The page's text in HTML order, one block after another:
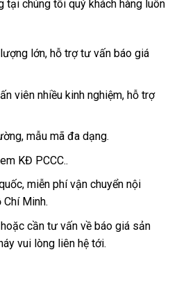
tại chúng tôi quý khách hàng luôn
lớn, hỗ trợ tư vấn báo giá
viên nhiều kinh nghiệm, hỗ trợ
mẫu mã đa dạng.
KĐ PCCC..
miễn phí vận chuyển nội
Chí Minh.
cần tư vấn về báo giá sản
vui lòng liên hệ tới.